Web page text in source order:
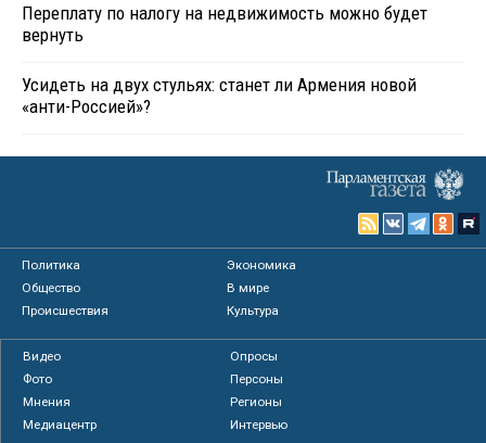
Переплату по налогу на недвижимость можно будет
вернуть
Усидеть на двух стульях: станет ли Армения новой
«анти-Россией»?
Политика
Экономика
Общество
В мире
Происшествия
Культура
Видео
Опросы
Фото
Персоны
Мнения
Регионы
Медиацентр
Интервью